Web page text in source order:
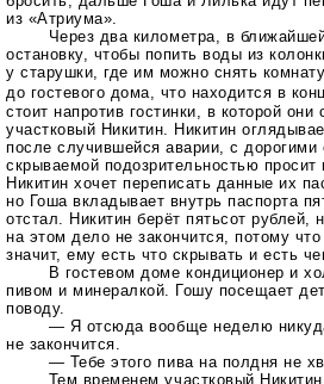
из «Атриума».
Через два километра, в
остановку, чтобы попить воды из
у старушки, где им можно снять
до гостевого дома, что находится в
стоит напротив гостинки, в которой
участковый Никитин. Никитин
после случившейся аварии, с
скрываемой подозрительностью просит
Никитин хочет переписать данные их
но Гоша вкладывает внутрь паспорта
отстал. Никитин берёт пятьсот рублей,
на этом дело не закончится, потому
значит, ему есть что скрывать и есть
В гостевом доме кондиционер и
пивом и минералкой. Гошу посещает
поводу.
— Я отсюда вообще неделю
не закончится.
— Тебе этого пива на полдня не
Тем временем участковый